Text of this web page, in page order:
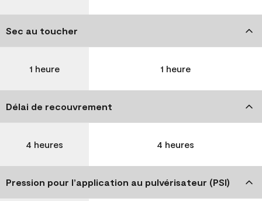
Sec au toucher
1 heure 1 heure
Délai de recouvrement
4 heures 4 heures
Pression pour l’application au pulvérisateur (PSI)